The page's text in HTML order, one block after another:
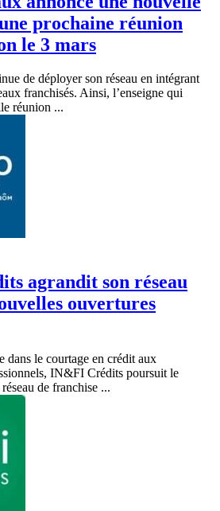
prochaine réunion
le 3 mars
de déployer son réseau en intégrant
franchisés. Ainsi, l’enseigne qui
réunion ...
agrandit son réseau
ouvertures
dans le courtage en crédit aux
IN&FI Crédits poursuit le
de franchise ...